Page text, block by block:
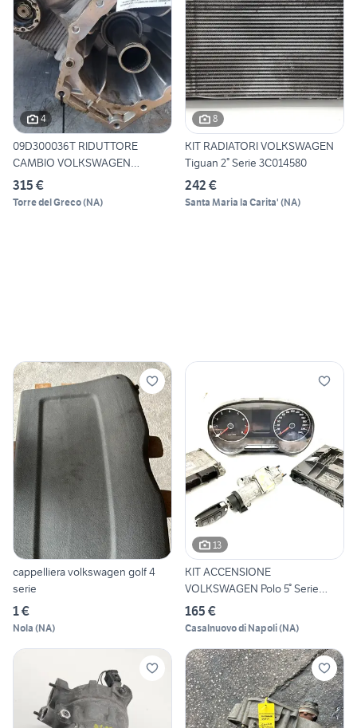
4
09D300036T RIDUTTORE
CAMBIO VOLKSWAGEN
TOUAREG (7L
315 €
Torre del Greco(NA)
8
KIT RADIATORI VOLKSWAGEN
Tiguan 2° Serie 3C014580
242 €
Santa Maria la Carita' (NA)
cappelliera volkswagen golf 4
serie
1 €
Nola (NA)
13
KIT ACCENSIONE
VOLKSWAGEN Polo 5° Serie
5wp40506
165 €
Casalnuovo di Napoli(NA)